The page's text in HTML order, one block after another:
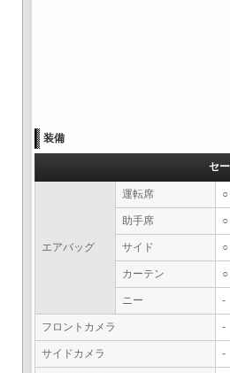
装備
セ
エアバッグ
運転席 ○
助手席 ○
サイド ○
カーテン ○
ニー -
フロントカメラ -
サイドカメラ -